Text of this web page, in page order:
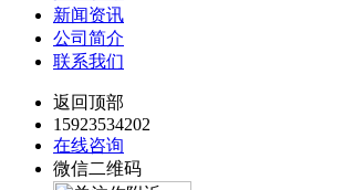
新闻资讯
公司简介
联系我们
返回顶部
15923534202
在线咨询
微信二维码